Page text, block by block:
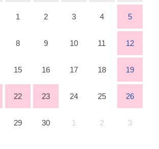
1 2 3 4 5
8 9 10 11 12
15 16 17 18 19
22 23 24 25 26
29 30 1 2 3